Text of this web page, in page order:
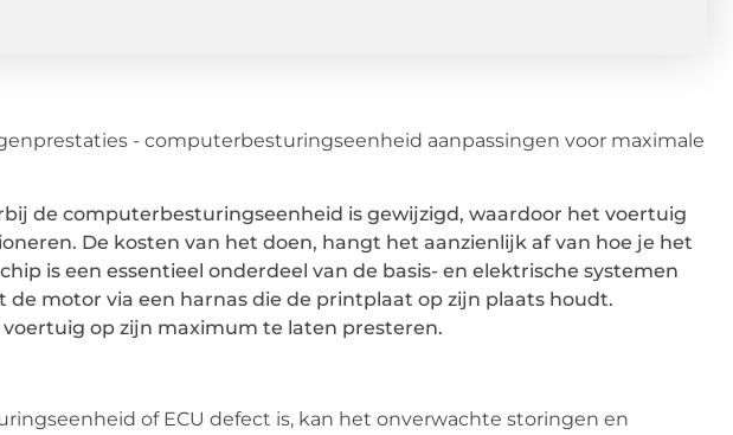
de computerbesturingseenheid is gewijzigd, waardoor het voertuig
De kosten van het doen, hangt het aanzienlijk af van hoe je het
is een essentieel onderdeel van de basis- en elektrische systemen
motor via een harnas die de printplaat op zijn plaats houdt.
op zijn maximum te laten presteren.
of ECU defect is, kan het onverwachte storingen en